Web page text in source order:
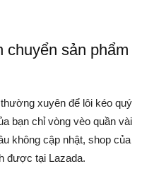
chuyển sản phẩm
xuyên để lôi kéo quý
bạn chỉ vòng vèo quần vài
không cập nhật, shop của
được tại Lazada.